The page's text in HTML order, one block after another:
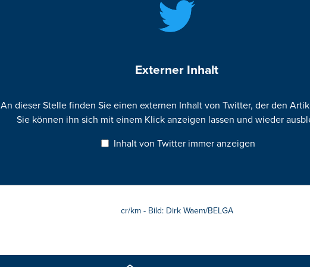
Externer Inhalt
An dieser Stelle finden Sie einen externen Inhalt von Twitter, der den
Sie können ihn sich mit einem Klick anzeigen lassen und wieder
Inhalt von Twitter immer anzeigen
cr/km - Bild: Dirk Waem/BELGA